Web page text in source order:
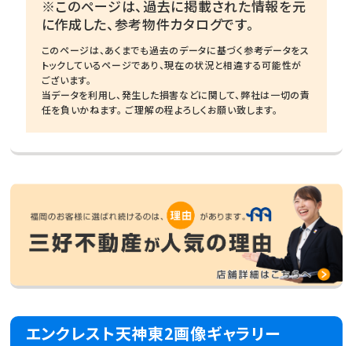
※このページは、過去に掲載された情報を元
に作成した、参考物件カタログです。
このページは、あくまでも過去のデータに基づく参考データをス
トックしているページであり、現在の状況と相違する可能性が
ございます。
当データを利用し、発生した損害などに関して、弊社は一切の責
任を負いかねます。 ご理解の程よろしくお願い致します。
エンクレスト天神東2画像ギャラリー